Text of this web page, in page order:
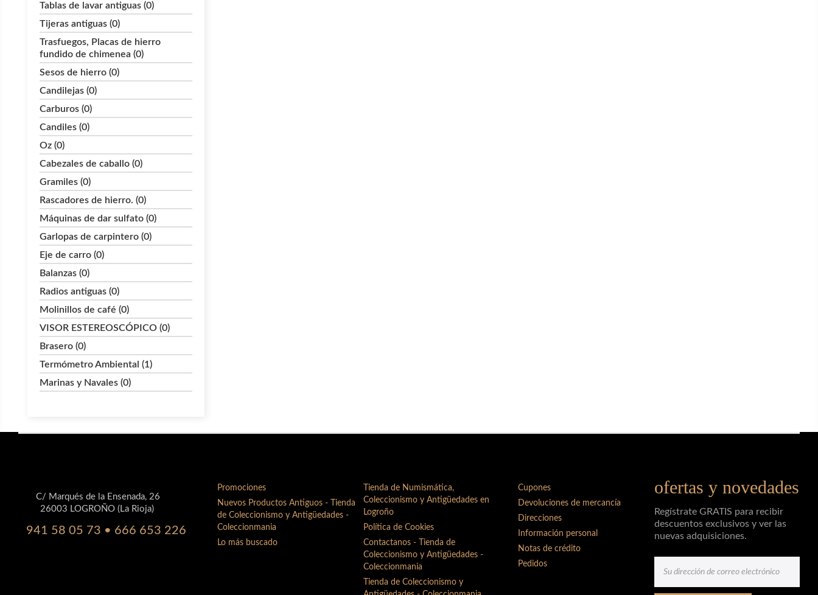
Tablas de lavar antiguas (0)
Tijeras antiguas (0)
Trasfuegos, Placas de hierro
fundido de chimenea (0)
Sesos de hierro (0)
Candilejas (0)
Carburos (0)
Candiles (0)
Oz (0)
Cabezales de caballo (0)
Gramiles (0)
Rascadores de hierro. (0)
Máquinas de dar sulfato (0)
Garlopas de carpintero (0)
Eje de carro (0)
Balanzas (0)
Radios antiguas (0)
Molinillos de café (0)
VISOR ESTEREOSCÓPICO (0)
Brasero (0)
Termómetro Ambiental (1)
Marinas y Navales (0)
C/ Marqués de la Ensenada, 26
26003 LOGROÑO (La Rioja)
941 58 05 73 • 666 653 226
Promociones
Nuevos Productos Antiguos - Tienda
de Coleccionismo y Antigüedades -
Coleccionmania
Lo más buscado
Tienda de Numismática,
Coleccionismo y Antigüedades en
Logroño
Política de Cookies
Contactanos - Tienda de
Coleccionismo y Antigüedades -
Coleccionmania
Tienda de Coleccionismo y
Cupones
Devoluciones de mercancía
Direcciones
Información personal
Notas de crédito
Pedidos
ofertas y novedades
Regístrate GRATIS para recibir
descuentos exclusivos y ver las
nuevas adquisiciones.